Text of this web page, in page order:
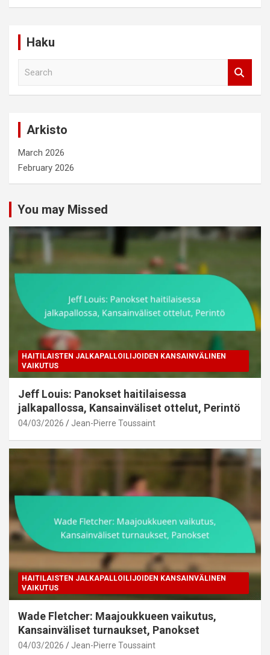
Haku
Arkisto
March 2026
February 2026
You may Missed
HAITILAISTEN JALKAPALLOILIJOIDEN KANSAINVÄLINEN
VAIKUTUS
Jeff Louis: Panokset haitilaisessa
jalkapallossa, Kansainväliset ottelut, Perintö
04/03/2026 Jean-Pierre Toussaint
HAITILAISTEN JALKAPALLOILIJOIDEN KANSAINVÄLINEN
VAIKUTUS
Wade Fletcher: Maajoukkueen vaikutus,
Kansainväliset turnaukset, Panokset
04/03/2026 Jean-Pierre Toussaint